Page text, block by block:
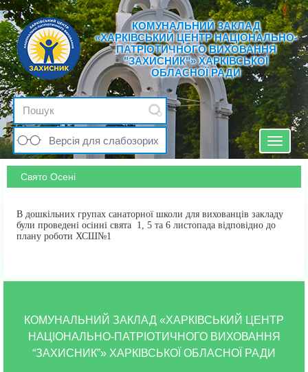
КОМУНАЛЬНИЙ ЗАКЛАД
«ХАРКІВСЬКИЙ ЦЕНТР НАЦІОНАЛЬНО-
ПАТРІОТИЧНОГО ВИХОВАННЯ
"ЗАХИСНИК"» ХАРКІВСЬКОЇ
ОБЛАСНОЇ РАДИ
Версія для слабозорих
Toggle
Свято Осені
В дошкільних групах санаторної школи для вихованців закладу
були проведені осінні свята 1, 5 та 6 листопада відповідно до
плану роботи ХСШ№1
КОМУНАЛЬНИЙ ЗАКЛАД «ХАРКІВСЬКИЙ ЦЕНТР
НАЦІОНАЛЬНО-ПАТРІОТИЧНОГО ВИХОВАННЯ
“ЗАХИСНИК”» ХАРКІВСЬКОЇ ОБЛАСНОЇ РАДИ